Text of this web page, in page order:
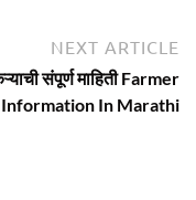
NEXT ARTICLE
संपूर्ण माहिती Farmer
Information In Marathi